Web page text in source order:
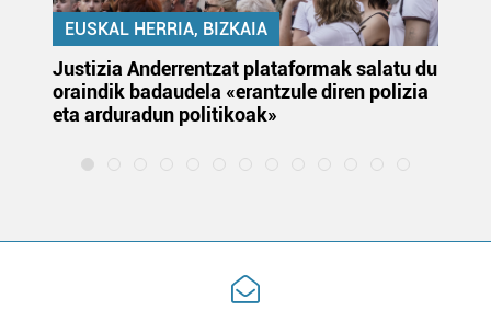
EUSKAL HERRIA, BIZKAIA
Justizia Anderrentzat plataformak salatu du
oraindik badaudela «erantzule diren polizia
eta arduradun politikoak»